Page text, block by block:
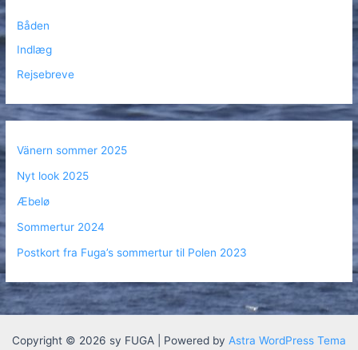
Båden
Indlæg
Rejsebreve
Vänern sommer 2025
Nyt look 2025
Æbelø
Sommertur 2024
Postkort fra Fuga’s sommertur til Polen 2023
Copyright © 2026 sy FUGA | Powered by Astra WordPress Tema